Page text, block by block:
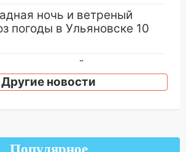
ночь и ветреный
погоды в Ульяновске 10
ураган,
деревья
Ульяновскую область: ЧП
драка
Другие новости